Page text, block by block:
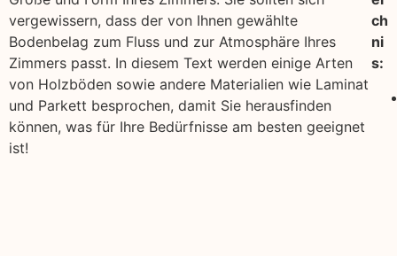
vergewissern, dass der von Ihnen gewählte
Bodenbelag zum Fluss und zur Atmosphäre Ihres
Zimmers passt. In diesem Text werden einige Arten
von Holzböden sowie andere Materialien wie Laminat
und Parkett besprochen, damit Sie herausfinden
können, was für Ihre Bedürfnisse am besten geeignet
ist!
ch
ni
s: